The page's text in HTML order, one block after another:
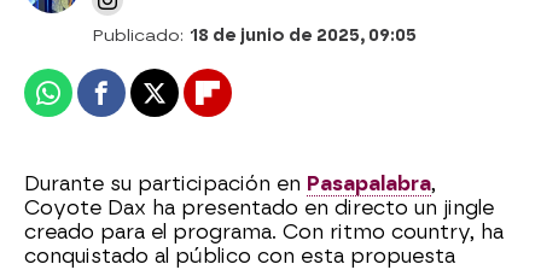
Publicado: 18 de junio de 2025, 09:05
WhatsappFacebook
X Flipboard
Durante su participación en Pasapalabra,
Coyote Dax ha presentado en directo un jingle
creado para el programa. Con ritmo country, ha
conquistado al público con esta propuesta